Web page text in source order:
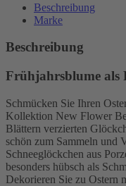
Beschreibung
Marke
Beschreibung
Frühjahrsblume als
Schmücken Sie Ihren
Kollektion New Flower
Blättern verzierten
schön zum Sammeln und
Schneeglöckchen aus
besonders hübsch als
Dekorieren Sie zu Ostern